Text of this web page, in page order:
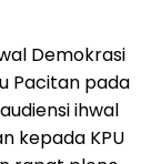
Demokrasi
Pacitan pada
ihwal
kepada KPU